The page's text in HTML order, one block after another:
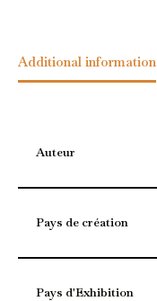
Additional information
Auteur
Pays de création
Pays d'Exhibition